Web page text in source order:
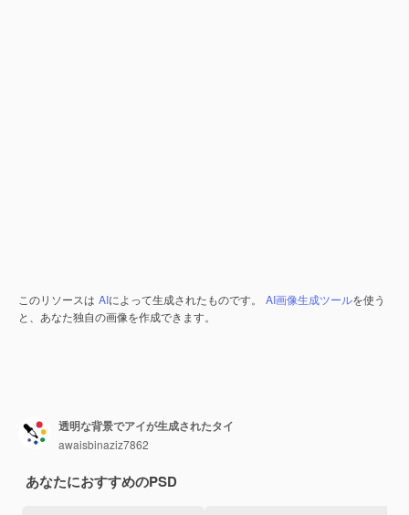
このリソースは AIによって生成されたものです。 AI画像生成ツールを使う
と、あなた独自の画像を作成できます。
透明な背景でアイが生成されたタイ
awaisbinaziz7862
あなたにおすすめのPSD